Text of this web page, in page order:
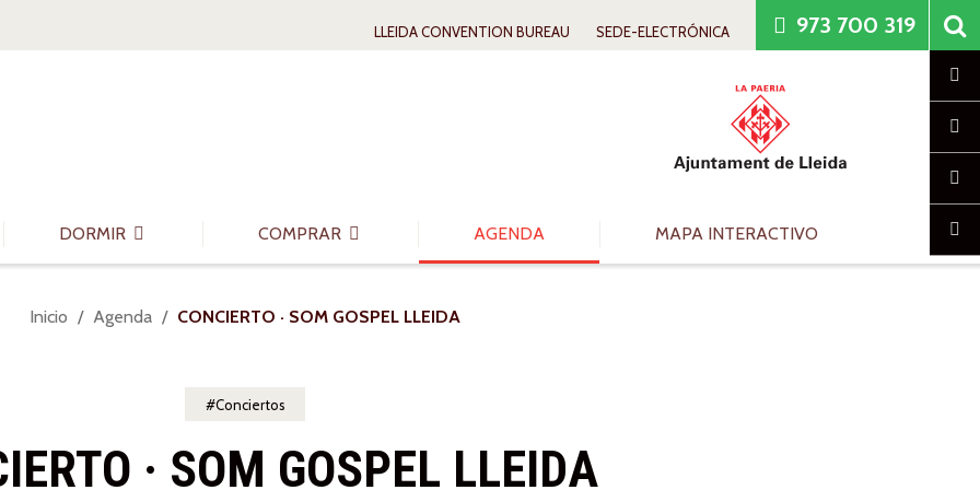
LLEIDA CONVENTION BUREAU SEDE-ELECTRÓNICA 973 700 319
DORMIR COMPRAR AGENDA MAPA INTERACTIVO
Usted
Inicio Agenda CONCIERTO · SOM GOSPEL LLEIDA
Conciertos
· SOM GOSPEL LLEIDA